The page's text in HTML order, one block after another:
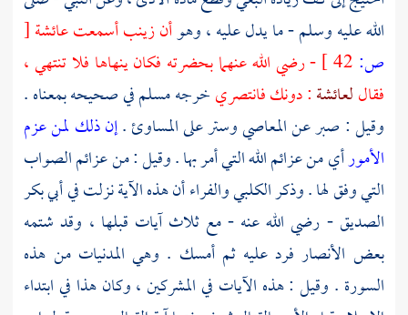
الله عليه وسلم - ما يدل عليه ، وهوأنزينبأسمعتعائشة[
ص:
- رضي الله عنهما بحضرته فكان ينهاها فلا تنتهي ،
فقاللعائشة: دونك فانتصريخرجهمسلمفي صحيحه بمعناه .
وقيل : صبر عن المعاصي وستر على المساوئ .إن ذلك لمن عزم
الأمورأي من عزائم الله التي أمر بها . وقيل : من عزائم الصواب
التي وفق لها . وذكرالكلبيوالفراءأن هذه الآية نزلت فيأبي بكر
الصديق- رضي الله عنه - مع ثلاث آيات قبلها ، وقد شتمه
بعض الأنصار فرد عليه ثم أمسك . وهي المدنيات من هذه
السورة . وقيل : هذه الآيات في المشركين ، وكان هذا في ابتداء